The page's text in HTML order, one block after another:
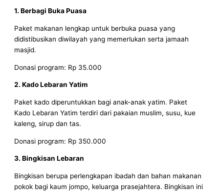
1. Berbagi Buka Puasa
Paket makanan lengkap untuk berbuka puasa yang
didistibusikan diwilayah yang memerlukan serta jamaah
masjid.
Donasi program: Rp 35.000
2. Kado Lebaran Yatim
Paket kado diperuntukkan bagi anak-anak yatim. Paket
Kado Lebaran Yatim terdiri dari pakaian muslim, susu, kue
kaleng, sirup dan tas.
Donasi program: Rp 350.000
3. Bingkisan Lebaran
Bingkisan berupa perlengkapan ibadah dan bahan makanan
pokok bagi kaum jompo, keluarga prasejahtera. Bingkisan ini